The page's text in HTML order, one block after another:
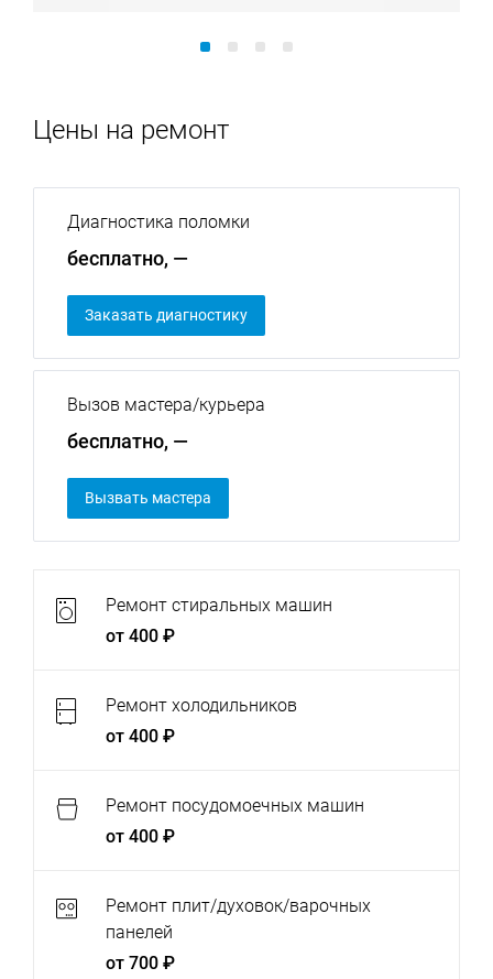
Цены на ремонт
Диагностика поломки
бесплатно, —
Заказать диагностику
Вызов мастера/курьера
бесплатно, —
Вызвать мастера
Ремонт стиральных машин
от 400 ₽
Ремонт холодильников
от 400 ₽
Ремонт посудомоечных машин
от 400 ₽
Ремонт плит/духовок/варочных
панелей
от 700 ₽